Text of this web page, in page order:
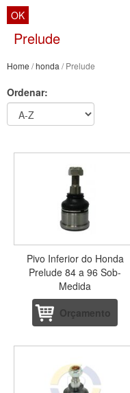
OK
Prelude
Home /honda / Prelude
Ordenar:
Pivo Inferior do Honda
Prelude 84 a 96 Sob-
Medida
Orçamento